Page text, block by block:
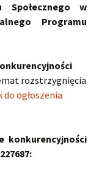
Społecznego w
Programu
rozstrzygnięcia
do ogłoszenia
konkurencyjności